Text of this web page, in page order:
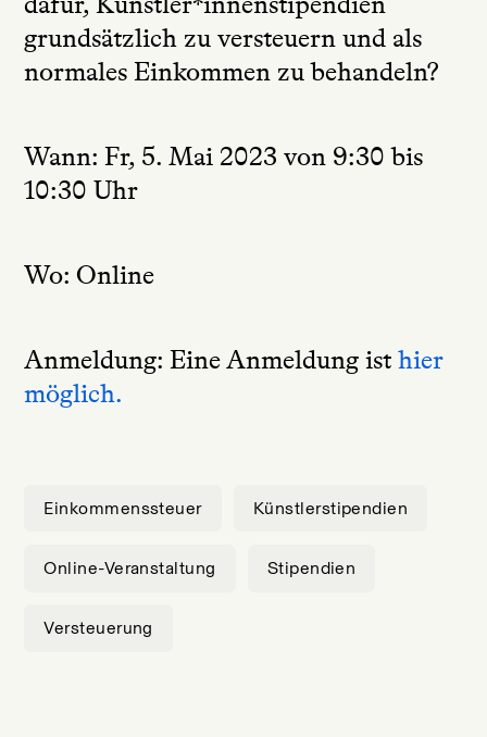
grundsätzlich zu versteuern und als
normales Einkommen zu behandeln?
Wann: Fr, 5. Mai 2023 von 9:30 bis
10:30 Uhr
Wo: Online
Anmeldung: Eine Anmeldung isthier
möglich.
Einkommenssteuer Künstlerstipendien
Online-Veranstaltung Stipendien
Versteuerung